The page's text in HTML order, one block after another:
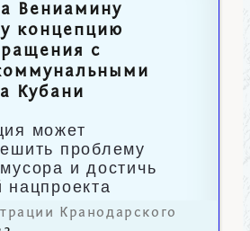
Вениамину
концепцию
с
Кубани
может
проблему
и достичь
нацпроекта
Кранодарского